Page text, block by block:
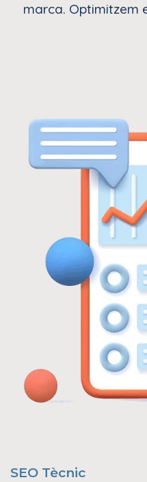
marca. Optimitzem
SEO Tècnic